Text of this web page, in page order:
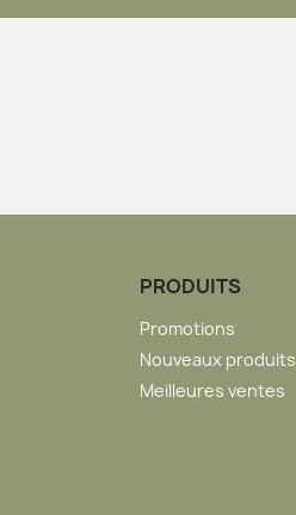
PRODUITS
Promotions
Nouveaux produits
Meilleures ventes